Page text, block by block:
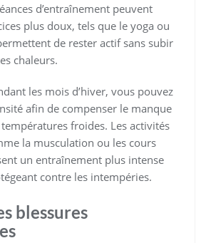
d’entraînement peuvent
plus doux, tels que le yoga ou
de rester actif sans subir
chaleurs.
les mois d’hiver, vous pouvez
afin de compenser le manque
températures froides. Les activités
la musculation ou les cours
un entraînement plus intense
contre les intempéries.
blessures